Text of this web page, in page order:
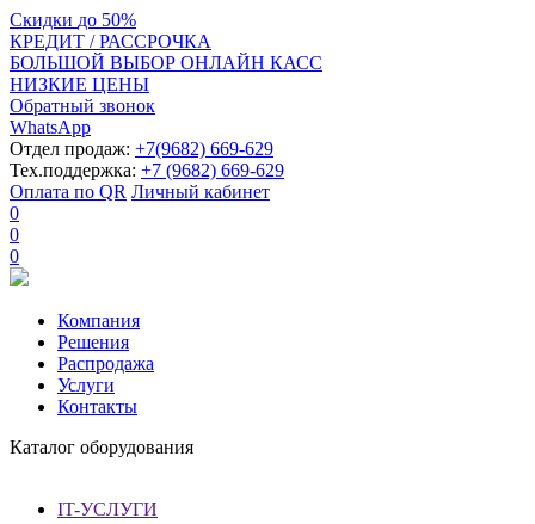
Скидки до 50%
КРЕДИТ / РАССРОЧКА
БОЛЬШОЙ ВЫБОР ОНЛАЙН КАСС
НИЗКИЕ ЦЕНЫ
Обратный звонок
WhatsApp
Отдел продаж: +7(9682) 669-629
Тех.поддержка: +7 (9682) 669-629
Оплата по QR Личный кабинет
0
0
0
Компания
Решения
Распродажа
Услуги
Контакты
Каталог оборудования
IT-УСЛУГИ